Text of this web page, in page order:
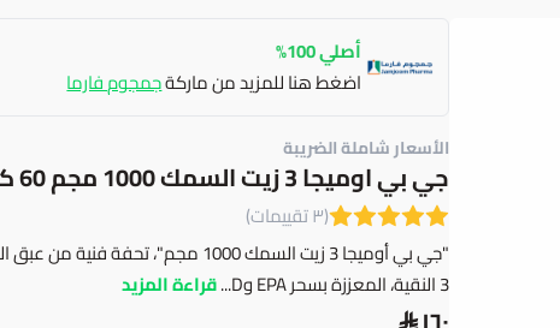
أصلي 100%
اضغط هنا للمزيد من ماركةجمجوم فارما
الأسعار شاملة الضريبة
جي بي اوميجا 3 زيت السمك 1000 مجم 60 كبسولة
(٣ تقييمات)
"جي بي أوميجا 3 زيت السمك 1000
3 النقية، المعززة بسحر EPA وD...
قراءة المزيد